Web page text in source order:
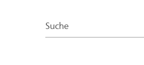
Suche